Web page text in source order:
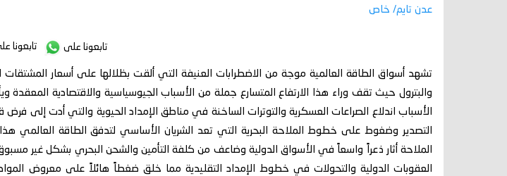
عدن تايم/ خاص
تابعونا على تابعونا
تشهد أسواق الطاقة العالمية موجة من الاضطرابات العنيفة التي ألقت بظلالها على أسعار المشتقات
والبترول حيث تقف وراء هذا الارتفاع المتسارع جملة من الأسباب الجيوسياسية والاقتصادية
الأسباب اندلاع الصراعات العسكرية والتوترات الساخنة في مناطق الإمداد الحيوية والتي أدت إلى
التصدير وضغوط على خطوط الملاحة البحرية التي تعد الشريان الأساسي لتدفق الطاقة العالمي هذا
الملاحة أثار ذعراً واسعاً في الأسواق الدولية وضاعف من كلفة التأمين والشحن البحري بشكل غير مسبوق
العقوبات الدولية والتحولات في خطوط الإمداد التقليدية مما خلق ضغطاً هائلاً على معروض المواد